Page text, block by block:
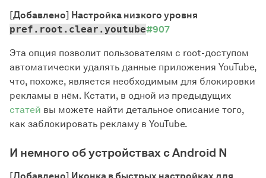
[Добавлено] Настройка низкого уровня
pref.root.clear.youtube#907
Эта опция позволит пользователям с root-доступом
автоматически удалять данные приложения YouTube,
что, похоже, является необходимым для блокировки
рекламы в нём. Кстати, в одной из предыдущих
статей вы можете найти детальное описание того,
как заблокировать рекламу в YouTube.
И немного об устройствах с Android N